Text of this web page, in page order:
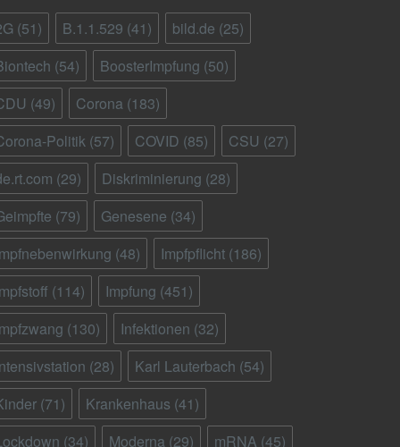
(51) B.1.1.529 (41) bild.de (25)
(54) BoosterImpfung (50)
(49) Corona (183)
Politik (57) COVID (85) CSU (27)
(29) Diskriminierung (28)
(79) Genesene (34)
(48) Impfpflicht (186)
(114) Impfung (451)
(130) Infektionen (32)
(28) Karl Lauterbach (54)
(71) Krankenhaus (41)
(34) Moderna (29) mRNA (45)